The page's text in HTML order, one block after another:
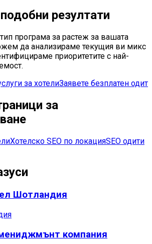
резултати
програма за растеж за вашата
да анализираме текущия ви микс
приоритетите с най-
за хотелиЗаявете безплатен одит
за
Хотелско SEO по локацияSEO одити
Шотландия
компания